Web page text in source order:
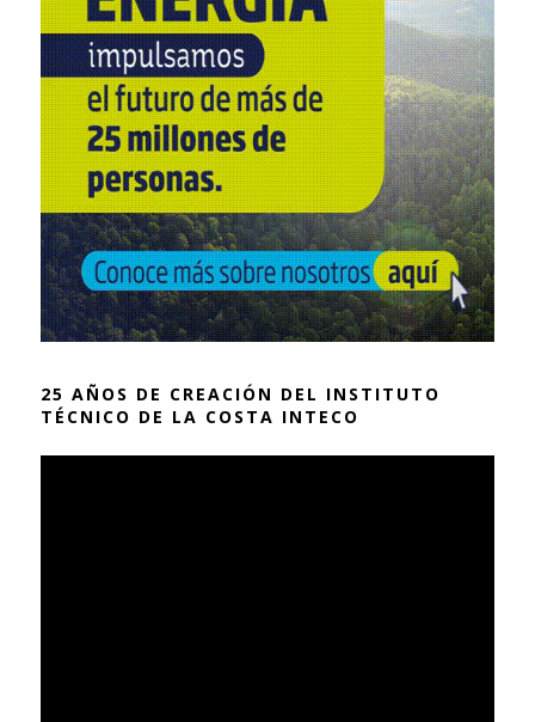
25 AÑOS DE CREACIÓN DEL INSTITUTO
TÉCNICO DE LA COSTA INTECO